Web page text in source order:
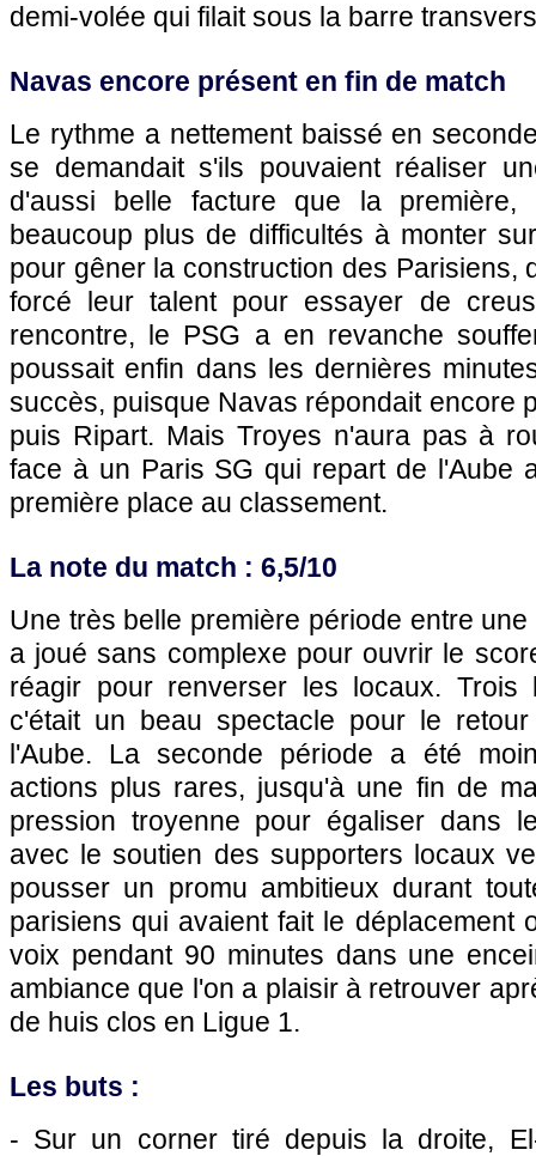
demi-volée qui filait sous la barre
Navas encore présent en fin de match
Le rythme a nettement baissé en
se demandait s'ils pouvaient réaliser
d'aussi belle facture que la
beaucoup plus de difficultés à monter
pour gêner la construction des Parisiens,
forcé leur talent pour essayer de
rencontre, le PSG a en revanche
poussait enfin dans les dernières
succès, puisque Navas répondait encore
puis Ripart. Mais Troyes n'aura pas à
face à un Paris SG qui repart de l'Aube
première place au classement.
La note du match : 6,5/10
Une très belle première période entre
a joué sans complexe pour ouvrir le
réagir pour renverser les locaux. Trois
c'était un beau spectacle pour le
l'Aube. La seconde période a été
actions plus rares, jusqu'à une fin de
pression troyenne pour égaliser dans
avec le soutien des supporters locaux
pousser un promu ambitieux durant
parisiens qui avaient fait le déplacement
voix pendant 90 minutes dans une
ambiance que l'on a plaisir à retrouver
de huis clos en Ligue 1.
Les buts :
- Sur un corner tiré depuis la droite,